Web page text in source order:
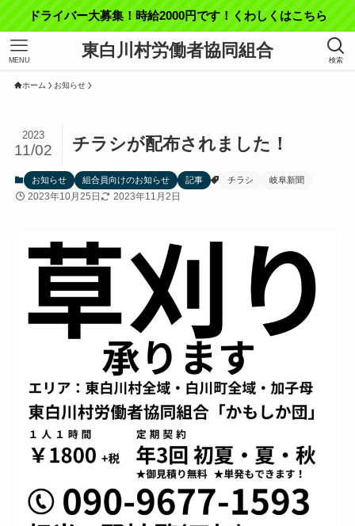
ドライバー大募集！時給2000円です！くわしくはこちら
東白川村労働者協同組合 検索
MENU
ホーム お知らせ
チラシが配布されました！
2023
11/02
お知らせ 組合員向けのお知らせ 記事 チラシ 岐阜新聞
2023年10月25日 2023年11月2日